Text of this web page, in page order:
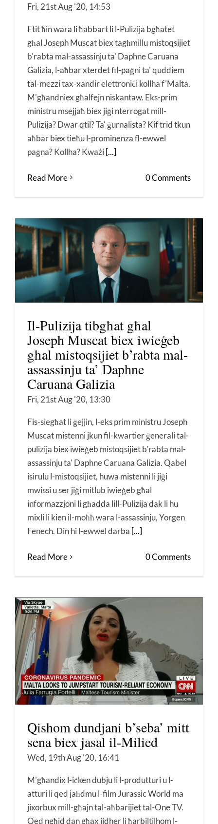
Fri, 21st Aug '20, 14:53
Ftit ħin wara li ħabbart li l-Pulizija bgħatet
għal Joseph Muscat biex tagħmillu mistoqsijiet
b'rabta mal-assassinju ta' Daphne Caruana
Galizia, l-aħbar xterdet fil-paġni ta' quddiem
tal-mezzi tax-xandir elettroniċi kollha f'Malta.
M'għandniex għalfejn niskantaw. Eks-prim
ministru msejjaħ biex jiġi nterrogat mill-
Pulizija? Dwar qtil? Ta' ġurnalista? Kif trid tkun
aħbar biex tieħu l-prominenza fl-ewwel
paġna? Kollha? Kważi[...]
Read More 0 Comments
Il-Pulizija tibgħat għal
Joseph Muscat biex iwieġeb
għal mistoqsijiet b’rabta mal-
assassinju ta’ Daphne
Caruana Galizia
Fri, 21st Aug '20, 13:30
Fis-siegħat li ġejjin, l-eks prim ministru Joseph
Muscat mistenni jkun fil-kwartier ġenerali tal-
pulizija biex iwieġeb mistoqsijiet b'rabta mal-
assassinju ta' Daphne Caruana Galizia. Qabel
isirulu l-mistoqsijiet, huwa mistenni li jiġi
mwissi u ser jiġi mitlub iwieġeb għal
informazzjoni li għadda lill-Pulizija dak li hu
mixli li kien il-moħħ wara l-assassinju, Yorgen
Fenech. Din hi l-ewwel darba [...]
Read More 0 Comments
Qishom dundjani b’seba’ mitt
sena biex jasal il-Milied
Wed, 19th Aug '20, 16:41
M'għandix l-iċken dubju li l-produtturi u l-
atturi li qed jaħdmu l-film Jurassic World ma
jixorbux mill-għajn tal-aħbarijiet tal-One TV.
Qed ngħid dan għax jidher li ħarbiltilhom l-